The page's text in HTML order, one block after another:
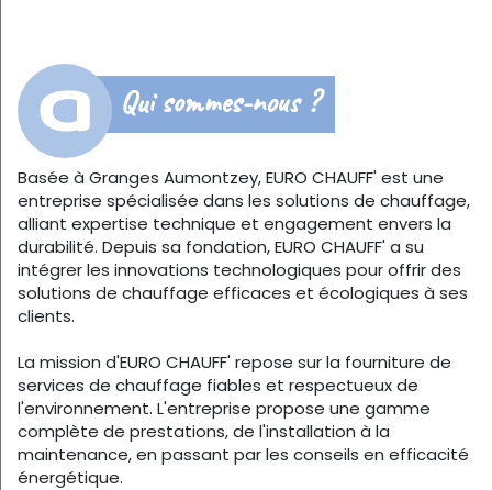
Qui sommes-nous ?
Basée à Granges Aumontzey, EURO CHAUFF' est une
entreprise spécialisée dans les solutions de chauffage,
alliant expertise technique et engagement envers la
durabilité. Depuis sa fondation, EURO CHAUFF' a su
intégrer les innovations technologiques pour offrir des
solutions de chauffage efficaces et écologiques à ses
clients.
La mission d'EURO CHAUFF' repose sur la fourniture de
services de chauffage fiables et respectueux de
l'environnement. L'entreprise propose une gamme
complète de prestations, de l'installation à la
maintenance, en passant par les conseils en efficacité
énergétique.